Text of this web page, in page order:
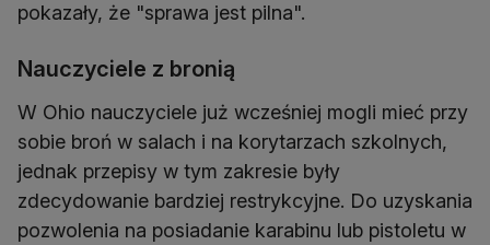
pokazały, że "sprawa jest pilna".
Nauczyciele z bronią
W Ohio nauczyciele już wcześniej mogli mieć przy
sobie broń w salach i na korytarzach szkolnych,
jednak przepisy w tym zakresie były
zdecydowanie bardziej restrykcyjne. Do uzyskania
pozwolenia na posiadanie karabinu lub pistoletu w